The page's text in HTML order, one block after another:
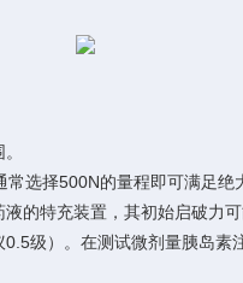
择500N的量程即可满足绝
特充装置，其初始启破力可
）。在测试微剂量胰岛素